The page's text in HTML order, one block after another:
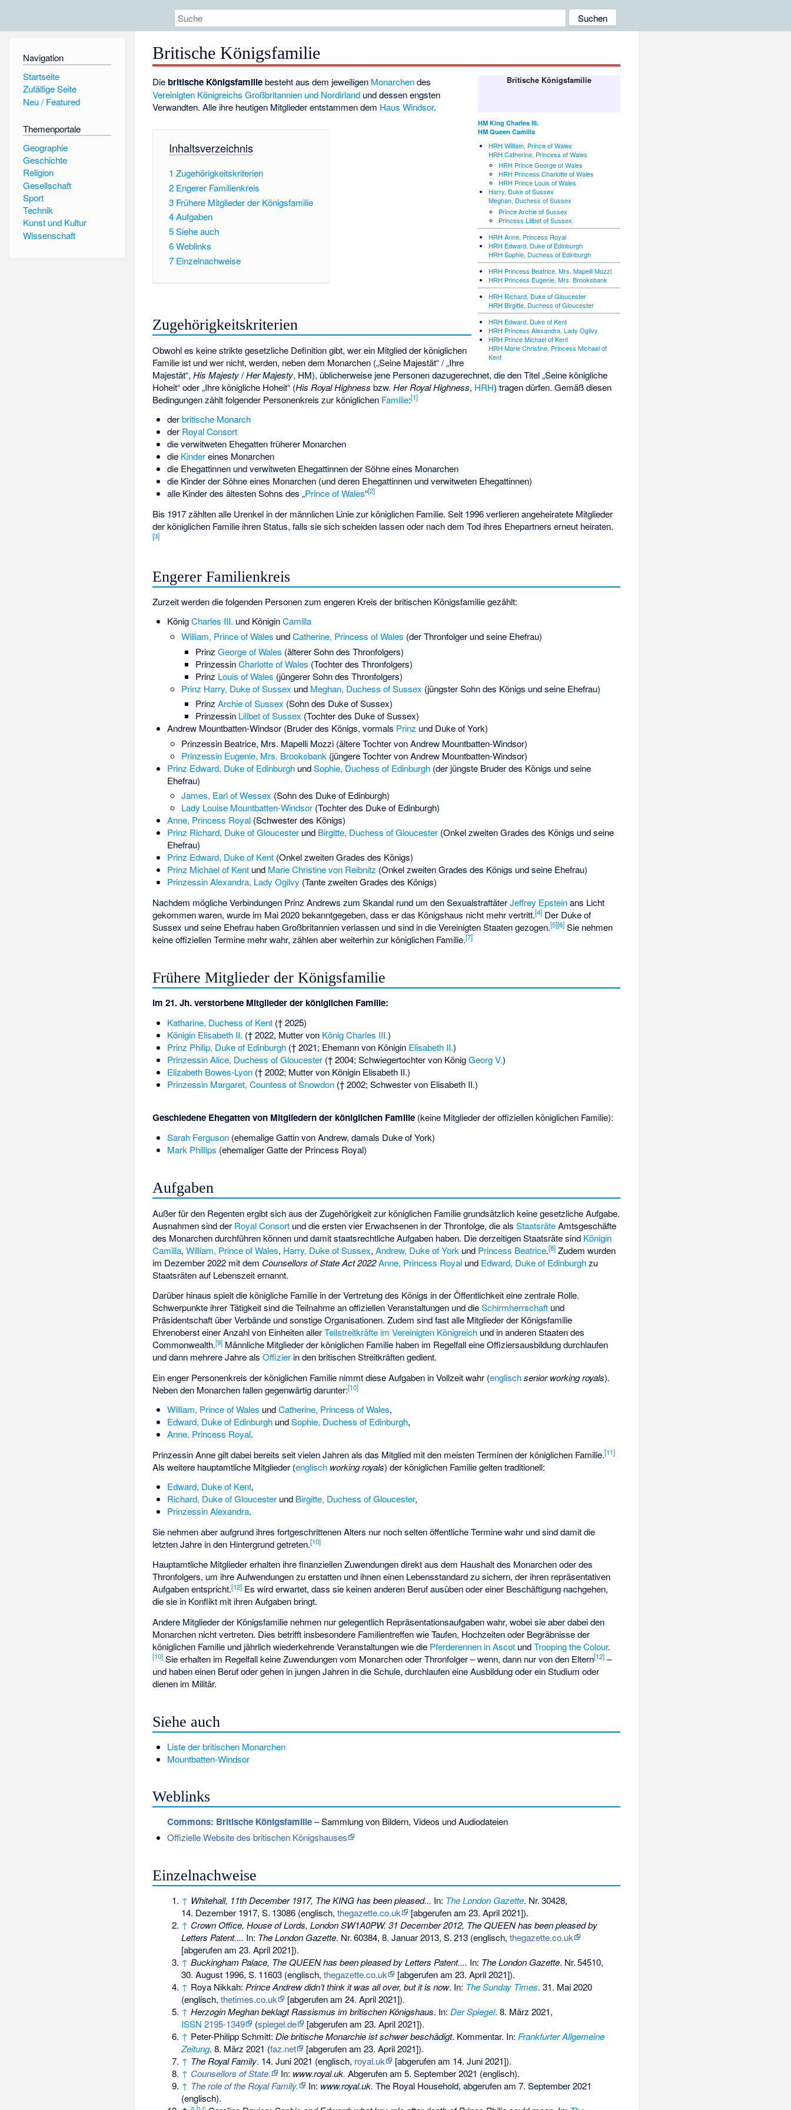
Navigation
Startseite
Zufällige Seite
Neu / Featured
Themenportale
Geographie
Geschichte
Religion
Gesellschaft
Sport
Technik
Kunst und Kultur
Wissenschaft
Britische Königsfamilie
Britische Königsfamilie
HM King Charles III.
HM Queen Camilla
HRH William, Prince of Wales
HRH Catherine, Princess of Wales
HRH Prince George of Wales
HRH Princess Charlotte of Wales
HRH Prince Louis of Wales
Harry, Duke of Sussex
Meghan, Duchess of Sussex
Prince Archie of Sussex
Princess Lilibet of Sussex
HRH Anne, Princess Royal
HRH Edward, Duke of Edinburgh
HRH Sophie, Duchess of Edinburgh
HRH Princess Beatrice, Mrs. Mapelli Mozzi
HRH Princess Eugenie, Mrs. Brooksbank
HRH Richard, Duke of Gloucester
HRH Birgitte, Duchess of Gloucester
HRH Edward, Duke of Kent
HRH Princess Alexandra, Lady Ogilvy
HRH Prince Michael of Kent
HRH Marie Christine, Princess Michael of
Kent
Diebritische Königsfamiliebesteht aus dem jeweiligen Monarchendes
Vereinigten Königreichs Großbritannien und Nordirland und dessen engsten
Verwandten. Alle ihre heutigen Mitglieder entstammen dem Haus Windsor.
Inhaltsverzeichnis
1 Zugehörigkeitskriterien
2 Engerer Familienkreis
3 Frühere Mitglieder der Königsfamilie
4Aufgaben
5Siehe auch
6Weblinks
7 Einzelnachweise
Zugehörigkeitskriterien
Obwohl es keine strikte gesetzliche Definition gibt, wer ein Mitglied der königlichen
Familie ist und wer nicht, werden, neben dem Monarchen („Seine Majestät“ / „Ihre
Majestät“,His Majesty/Her Majesty, HM), üblicherweise jene Personen dazugerechnet, die den Titel „Seine königliche
Hoheit“ oder „Ihre königliche Hoheit“ (His Royal Highness bzw.Her Royal Highness, HRH) tragen dürfen. Gemäß diesen
Bedingungen zählt folgender Personenkreis zur königlichen Familie:[1]
derbritische Monarch
der Royal Consort
dieverwitwetenEhegatten früherer Monarchen
die Kindereines Monarchen
die Ehegattinnen und verwitweten Ehegattinnen der Söhne eines Monarchen
die Kinder der Söhne eines Monarchen (und deren Ehegattinnen und verwitweten Ehegattinnen)
alle Kinder des ältesten Sohns des „Prince of Wales“[2]
Bis 1917 zählten alle Urenkel in der männlichen Linie zur königlichen Familie. Seit 1996 verlieren angeheiratete Mitglieder
der königlichen Familie ihren Status, falls sie sich scheiden lassen oder nach dem Tod ihres Ehepartners erneut heiraten.
[3]
Engerer Familienkreis
Zurzeit werden die folgenden Personen zum engeren Kreis der britischen Königsfamilie gezählt:
KönigCharles III. und KöniginCamilla
William, Prince of Wales undCatherine, Princess of Wales (der Thronfolger und seine Ehefrau)
PrinzGeorge of Wales (älterer Sohn des Thronfolgers)
PrinzessinCharlotte of Wales (Tochter des Thronfolgers)
Prinz Louis of Wales (jüngerer Sohn des Thronfolgers)
Prinz Harry, Duke of Sussex und Meghan, Duchess of Sussex (jüngster Sohn des Königs und seine Ehefrau)
PrinzArchie of Sussex (Sohn des Duke of Sussex)
Prinzessin Lilibet of Sussex (Tochter des Duke of Sussex)
Andrew Mountbatten-Windsor(Bruder des Königs, vormals Prinz und Duke of York)
Prinzessin Beatrice, Mrs. Mapelli Mozzi (ältere Tochter von Andrew Mountbatten-Windsor)
Prinzessin Eugenie, Mrs. Brooksbank (jüngere Tochter von Andrew Mountbatten-Windsor)
Prinz Edward, Duke of EdinburghundSophie, Duchess of Edinburgh(der jüngste Bruder des Königs und seine
Ehefrau)
James, Earl of Wessex (Sohn des Duke of Edinburgh)
Lady Louise Mountbatten-Windsor (Tochter des Duke of Edinburgh)
Anne, Princess Royal(Schwester des Königs)
Prinz Richard, Duke of Gloucesterund Birgitte, Duchess of Gloucester(Onkel zweiten Grades des Königs und seine
Ehefrau)
Prinz Edward, Duke of Kent(Onkel zweiten Grades des Königs)
Prinz Michael of Kentund Marie Christine von Reibnitz (Onkel zweiten Grades des Königs und seine Ehefrau)
Prinzessin Alexandra, Lady Ogilvy (Tante zweiten Grades des Königs)
Nachdem mögliche Verbindungen Prinz Andrews zum Skandal rund um den SexualstraftäterJeffrey Epsteinans Licht
gekommen waren, wurde im Mai 2020 bekanntgegeben, dass er das Königshaus nicht mehr vertritt.[4] Der Duke of
Sussex und seine Ehefrau haben Großbritannien verlassen und sind in die Vereinigten Staaten gezogen.[5][6] Sie nehmen
keine offiziellen Termine mehr wahr, zählen aber weiterhin zur königlichen Familie.[7]
Frühere Mitglieder der Königsfamilie
Im 21. Jh. verstorbene Mitglieder der königlichen Familie:
Katharine, Duchess of Kent(† 2025)
Königin Elisabeth II. († 2022, Mutter von König Charles III.)
Prinz Philip, Duke of Edinburgh(† 2021; Ehemann von Königin Elisabeth II.)
Prinzessin Alice, Duchess of Gloucester(† 2004; Schwiegertochter von KönigGeorg V.)
Elizabeth Bowes-Lyon(† 2002; Mutter von Königin Elisabeth II.)
Prinzessin Margaret, Countess of Snowdon(† 2002; Schwester von Elisabeth II.)
Geschiedene Ehegatten von Mitgliedern der königlichen Familie (keine Mitglieder der offiziellen königlichen Familie):
Sarah Ferguson(ehemalige Gattin von Andrew, damals Duke of York)
Mark Phillips (ehemaliger Gatte der Princess Royal)
Aufgaben
Außer für den Regenten ergibt sich aus der Zugehörigkeit zur königlichen Familie grundsätzlich keine gesetzliche Aufgabe.
Ausnahmen sind der Royal Consort und die ersten vier Erwachsenen in der Thronfolge, die alsStaatsräteAmtsgeschäfte
des Monarchen durchführen können und damit staatsrechtliche Aufgaben haben. Die derzeitigen Staatsräte sind Königin
Camilla,William, Prince of Wales, Harry, Duke of Sussex,Andrew, Duke of York und Princess Beatrice.[8] Zudem wurden
im Dezember 2022 mit dem Counsellors of State Act 2022Anne, Princess Royal und Edward, Duke of Edinburghzu
Staatsräten auf Lebenszeit ernannt.
Darüber hinaus spielt die königliche Familie in der Vertretung des Königs in der Öffentlichkeit eine zentrale Rolle.
Schwerpunkte ihrer Tätigkeit sind die Teilnahme an offiziellen Veranstaltungen und dieSchirmherrschaft und
Präsidentschaft über Verbände und sonstige Organisationen. Zudem sind fast alle Mitglieder der Königsfamilie
Ehrenobersteiner Anzahl von Einheiten allerTeilstreitkräfte im Vereinigten Königreich und in anderen Staaten des
Commonwealth.[9] Männliche Mitglieder der königlichen Familie haben im Regelfall eine Offiziersausbildung durchlaufen
und dann mehrere Jahre alsOffizier in den britischen Streitkräften gedient.
Ein enger Personenkreis der königlichen Familie nimmt diese Aufgaben in Vollzeit wahr (englisch senior working royals).
Neben den Monarchen fallen gegenwärtig darunter:[10]
William, Prince of Wales undCatherine, Princess of Wales,
Edward, Duke of EdinburghundSophie, Duchess of Edinburgh,
Anne, Princess Royal.
Prinzessin Anne gilt dabei bereits seit vielen Jahren als das Mitglied mit den meisten Terminen der königlichen Familie.[11]
Als weitere hauptamtliche Mitglieder (englisch working royals) der königlichen Familie gelten traditionell:
Edward, Duke of Kent,
Richard, Duke of Gloucesterund Birgitte, Duchess of Gloucester,
Prinzessin Alexandra.
Sie nehmen aber aufgrund ihres fortgeschrittenen Alters nur noch selten öffentliche Termine wahr und sind damit die
letzten Jahre in den Hintergrund getreten.[10]
Hauptamtliche Mitglieder erhalten ihre finanziellen Zuwendungen direkt aus dem Haushalt des Monarchen oder des
Thronfolgers, um ihre Aufwendungen zu erstatten und ihnen einen Lebensstandard zu sichern, der ihren repräsentativen
Aufgaben entspricht.[12] Es wird erwartet, dass sie keinen anderen Beruf ausüben oder einer Beschäftigung nachgehen,
die sie in Konflikt mit ihren Aufgaben bringt.
Andere Mitglieder der Königsfamilie nehmen nur gelegentlich Repräsentationsaufgaben wahr, wobei sie aber dabei den
Monarchen nicht vertreten. Dies betrifft insbesondere Familientreffen wie Taufen, Hochzeiten oder Begräbnisse der
königlichen Familie und jährlich wiederkehrende Veranstaltungen wie die Pferderennen in Ascot undTrooping the Colour.
[10] Sie erhalten im Regelfall keine Zuwendungen vom Monarchen oder Thronfolger – wenn, dann nur von den Eltern[12] –
und haben einen Beruf oder gehen in jungen Jahren in die Schule, durchlaufen eine Ausbildung oder ein Studium oder
dienen im Militär.
Siehe auch
Liste der britischen Monarchen
Mountbatten-Windsor
Weblinks
Commons: Britische Königsfamilie– Sammlung von Bildern, Videos und Audiodateien
Offizielle Website des britischen Königshauses
Einzelnachweise
↑ Whitehall, 11th December 1917, The KING has been pleased... In: The London Gazette. Nr.30428,
14. Dezember 1917, S. 13086 (englisch,thegazette.co.uk
[abgerufen am 23. April 2021]).
↑ Crown Office, House of Lords, London SW1A0PW. 31 December 2012, The QUEEN has been pleased by
Letters Patent.... In: The London Gazette. Nr.60384, 8. Januar 2013,S.213 (englisch,thegazette.co.uk
[abgerufen am 23. April 2021]).
↑ Buckingham Palace, The QUEEN has been pleased by Letters Patent.... In: The London Gazette. Nr.54510,
30. August 1996, S. 11603 (englisch,thegazette.co.uk
[abgerufen am 23. April 2021]).
↑ Roya Nikkah: Prince Andrew didn’t think it was all over, but it is now. In: The Sunday Times. 31. Mai 2020
(englisch, thetimes.co.uk
[abgerufen am 24. April 2021]).
↑ Herzogin Meghan beklagt Rassismus im britischen Königshaus. In: Der Spiegel. 8. März 2021,
ISSN 2195-1349 (spiegel.de
[abgerufen am 23. April 2021]).
↑ Peter-Philipp Schmitt: Die britische Monarchie ist schwer beschädigt. Kommentar. In: Frankfurter Allgemeine
Zeitung. 8. März 2021 (faz.net
[abgerufen am 23. April 2021]).
↑ The Royal Family. 14. Juni 2021 (englisch, royal.uk
[abgerufen am 14. Juni 2021]).
↑ Counsellors of State. In: www.royal.uk. Abgerufen am 5. September 2021 (englisch).
↑ The role of the Royal Family. In: www.royal.uk. The Royal Household, abgerufen am 7. September 2021
(englisch).
a b c